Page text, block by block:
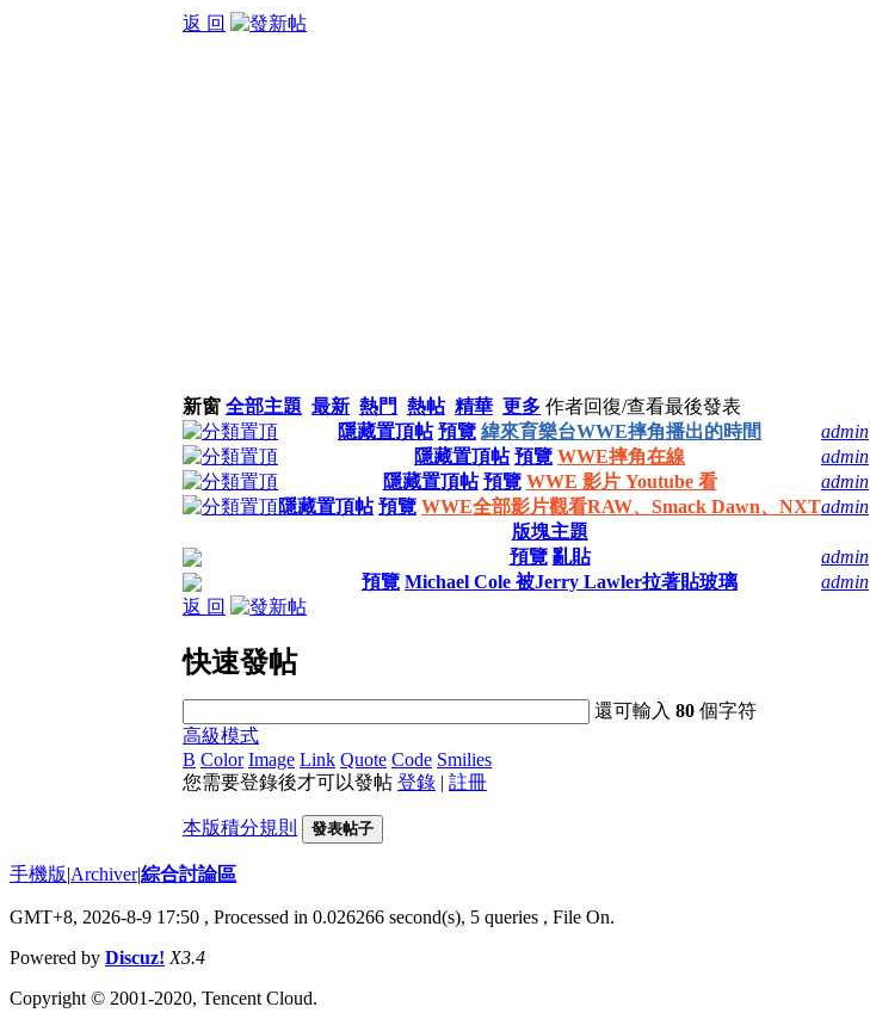
返 回
新窗 全部主題 最新 熱門 熱帖 精華 更多 作者回復/查看最後發表
隱藏置頂帖 預覽 緯來育樂台WWE摔角播出的時間 admin
隱藏置頂帖 預覽 WWE摔角在線 admin
隱藏置頂帖 預覽 WWE 影片 Youtube 看 admin
隱藏置頂帖 預覽 WWE全部影片觀看RAW、Smack Dawn、NXTadmin
版塊主題
預覽 亂貼 admin
預覽 Michael Cole 被Jerry Lawler拉著貼玻璃 admin
返 回
快速發帖
還可輸入80 個字符
高級模式
B Color Image Link Quote Code Smilies
您需要登錄後才可以發帖 登錄 | 註冊
本版積分規則 發表帖子
手機版|Archiver|綜合討論區
GMT+8, 2026-8-9 17:50 , Processed in 0.026266 second(s), 5 queries , File On.
Powered by Discuz! X3.4
Copyright © 2001-2020, Tencent Cloud.